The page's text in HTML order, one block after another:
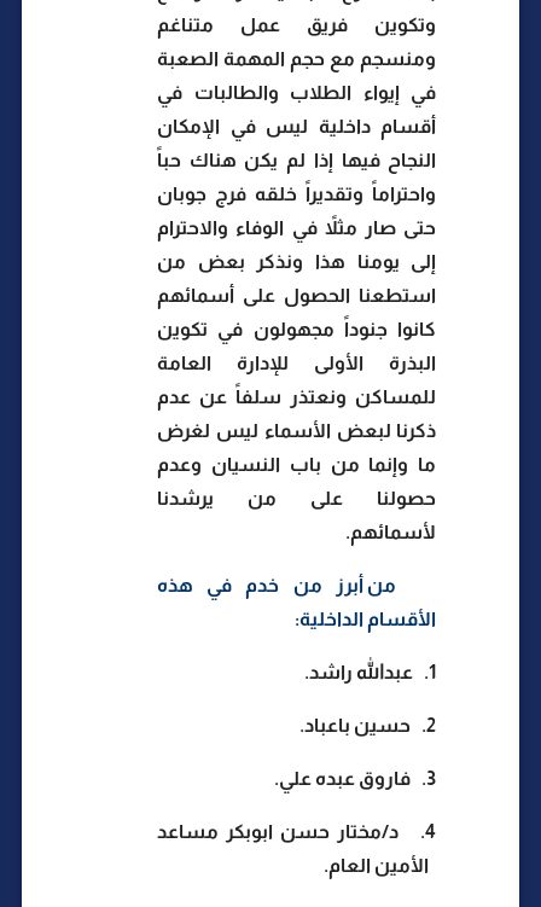
وتكوين فريق عمل متناغم
ومنسجم مع حجم المهمة الصعبة
في إيواء الطلاب والطالبات في
أقسام داخلية ليس في الإمكان
النجاح فيها إذا لم يكن هناك حباً
واحتراماً وتقديراً خلقه فرج جوبان
حتى صار مثلاً في الوفاء والاحترام
إلى يومنا هذا ونذكر بعض من
استطعنا الحصول على أسمائهم
كانوا جنوداً مجهولون في تكوين
البذرة الأولى للإدارة العامة
للمساكن ونعتذر سلفاً عن عدم
ذكرنا لبعض الأسماء ليس لغرض
ما وإنما من باب النسيان وعدم
حصولنا على من يرشدنا
لأسمائهم.
من أبرز من خدم في هذه
الأقسام الداخلية:
1. عبدالله راشد.
2. حسين باعباد.
3. فاروق عبده علي.
4.
د/مختار حسن ابوبكر مساعد
الأمين العام.